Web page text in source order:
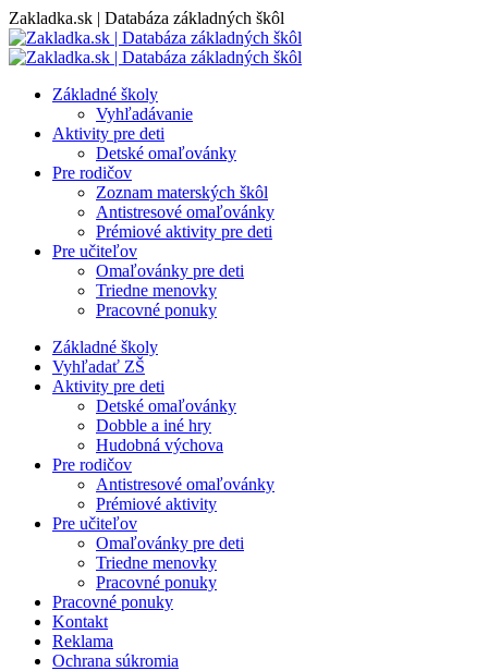
Skip
to
content
Zakladka.sk | Databáza základných škôl
Základné školy
Vyhľadávanie
Aktivity pre deti
Detské omaľovánky
Pre rodičov
Zoznam materských škôl
Antistresové omaľovánky
Prémiové aktivity pre deti
Pre učiteľov
Omaľovánky pre deti
Triedne menovky
Pracovné ponuky
Základné školy
Vyhľadať ZŠ
Aktivity pre deti
Detské omaľovánky
Dobble a iné hry
Hudobná výchova
Pre rodičov
Antistresové omaľovánky
Prémiové aktivity
Pre učiteľov
Omaľovánky pre deti
Triedne menovky
Pracovné ponuky
Pracovné ponuky
Kontakt
Reklama
Ochrana súkromia